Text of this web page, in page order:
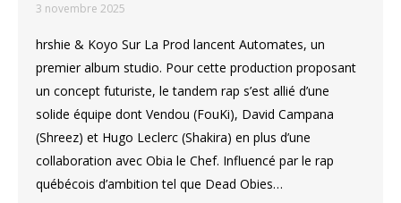
3 novembre 2025
hrshie & Koyo Sur La Prod lancent Automates, un
premier album studio. Pour cette production proposant
un concept futuriste, le tandem rap s’est allié d’une
solide équipe dont Vendou (FouKi), David Campana
(Shreez) et Hugo Leclerc (Shakira) en plus d’une
collaboration avec Obia le Chef. Influencé par le rap
québécois d’ambition tel que Dead Obies…